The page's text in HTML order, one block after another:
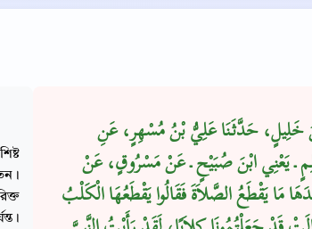
خَلِيلٍ، حَدَّثَنَا عَلِيُّ بْنُ مُسْهِرٍ، عَنِ
ـ يَعْنِي ابْنَ صُبَيْحٍ ـ عَنْ مَسْرُوقٍ، عَنْ
مَا يَقْطَعُ الصَّلاَةَ فَقَالُوا يَقْطَعُهَا الْكَلْبُ